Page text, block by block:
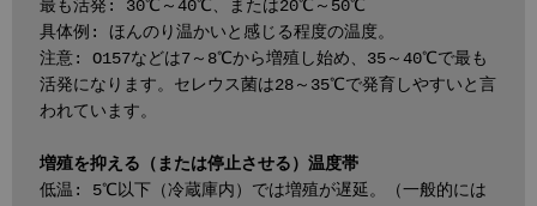
最も活発: 30℃～40℃、または20℃～50℃
具体例: ほんのり温かいと感じる程度の温度。
注意: O157などは7～8℃から増殖し始め、35～40℃で最も
活発になります。セレウス菌は28～35℃で発育しやすいと言
われています。
増殖を抑える（または停止させる）温度帯
低温: 5℃以下（冷蔵庫内）では増殖が遅延。（一般的には